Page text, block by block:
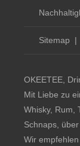
Sitemap |
OKEETEE,
Mit Liebe zu
Whisky, Rum,
Schnaps,
Wir